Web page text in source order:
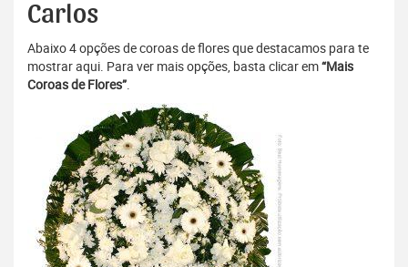
Carlos
Abaixo 4 opções de coroas de flores que destacamos para te
mostrar aqui. Para ver mais opções, basta clicar em“Mais
Coroas de Flores”.